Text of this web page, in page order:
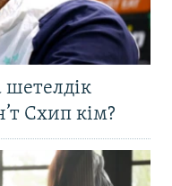
шетелдік
Схип кім?